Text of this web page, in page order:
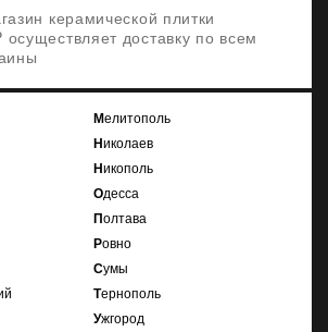
керамической плитки
осуществляет доставку по всем
Мелитополь
Николаев
Никополь
Одесса
Полтава
Ровно
Сумы
Тернополь
Ужгород